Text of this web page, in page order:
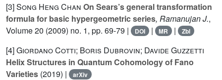
[3]Song Heng Chan On Sears’s general transformation
formula for basic hypergeometric series, Ramanujan J.,
Volume 20 (2009) no. 1, pp. 69-79 | DOI | MR | Zbl
[4]Giordano Cotti; Boris Dubrovin; Davide Guzzetti
Helix Structures in Quantum Cohomology of Fano
Varieties (2019) | arXiv